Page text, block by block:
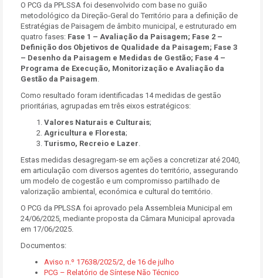
O PCG da PPLSSA foi desenvolvido com base no guião
metodológico da Direção-Geral do Território para a definição de
Estratégias de Paisagem de âmbito municipal, e estruturado em
quatro fases: Fase 1 – Avaliação da Paisagem; Fase 2 –
Definição dos Objetivos de Qualidade da Paisagem; Fase 3
– Desenho da Paisagem e Medidas de Gestão; Fase 4 –
Programa de Execução, Monitorização e Avaliação da
Gestão da Paisagem.
Como resultado foram identificadas 14 medidas de gestão
prioritárias, agrupadas em três eixos estratégicos:
Valores Naturais e Culturais;
Agricultura e Floresta;
Turismo, Recreio e Lazer.
Estas medidas desagregam-se em ações a concretizar até 2040,
em articulação com diversos agentes do território, assegurando
um modelo de cogestão e um compromisso partilhado de
valorização ambiental, económica e cultural do território.
O PCG da PPLSSA foi aprovado pela Assembleia Municipal em
24/06/2025, mediante proposta da Câmara Municipal aprovada
em 17/06/2025.
Documentos:
Aviso n.º 17638/2025/2, de 16 de julho
PCG – Relatório de Síntese Não Técnico